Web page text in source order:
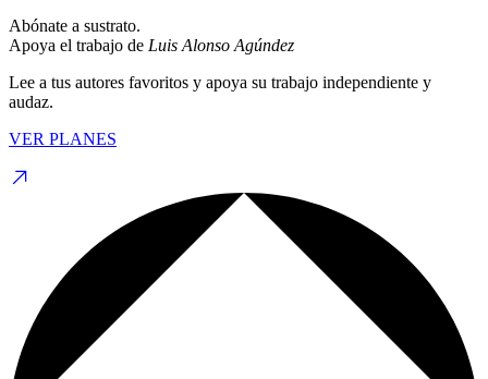
Abónate a sustrato.
Apoya el trabajo de Luis Alonso Agúndez
Lee a tus autores favoritos y apoya su trabajo independiente y
audaz.
VER PLANES